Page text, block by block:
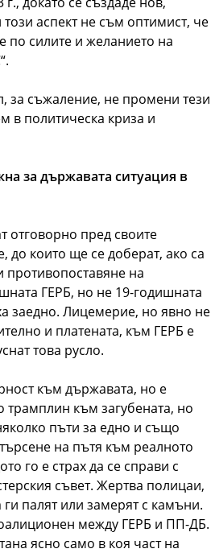
аспект не съм оптимист, че
по силите и желанието на
за съжаление, не промени тези
в политическа криза и
за държавата ситуация в
отговорно пред своите
до които ще се доберат, ако са
противопоставяне на
ГЕРБ, но не 19-годишната
заедно. Лицемерие, но явно не
и платената, към ГЕРБ е
това русло.
към държавата, но е
трамплин към загубената, но
пъти за едно и също
на пътя към реалното
го е страх да се справи с
съвет. Жертва полицаи,
палят или замерят с камъни.
между ГЕРБ и ПП-ДБ.
ясно само в коя част на